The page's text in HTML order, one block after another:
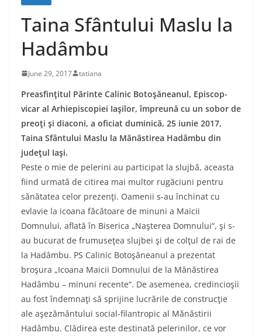
Taina Sfântului Maslu la
Hadâmbu
June 29, 2017 tatiana
Preasfinţitul Părinte Calinic Botoşăneanul, Episcop-
vicar al Arhiepiscopiei Iaşilor, împreună cu un sobor de
preoţi şi diaconi, a oficiat duminică, 25 iunie 2017,
Taina Sfântului Maslu la Mănăstirea Hadâmbu din
judeţul Iaşi.
Peste o mie de pelerini au participat la slujbă, aceasta
fiind urmată de citirea mai multor rugăciuni pentru
sănătatea celor prezenţi. Oamenii s-au închinat cu
evlavie la icoana făcătoare de minuni a Maicii
Domnului, aflată în Biserica „Naşterea Domnului“, şi s-
au bucurat de frumuseţea slujbei şi de colţul de rai de
la Hadâmbu. PS Calinic Botoşăneanul a prezentat
broşura „Icoana Maicii Domnului de la Mănăstirea
Hadâmbu – minuni recente“. De asemenea, credincioşii
au fost îndemnaţi să sprijine lucrările de construcţie
ale aşezământului social-filantropic al Mănăstirii
Hadâmbu. Clădirea este destinată pelerinilor, ce vor